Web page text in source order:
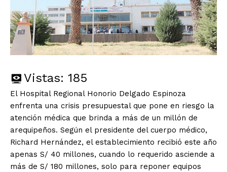
Vistas: 185
El Hospital Regional Honorio Delgado Espinoza
enfrenta una crisis presupuestal que pone en riesgo la
atención médica que brinda a más de un millón de
arequipeños. Según el presidente del cuerpo médico,
Richard Hernández, el establecimiento recibió este año
apenas S/ 40 millones, cuando lo requerido asciende a
más de S/ 180 millones, solo para reponer equipos